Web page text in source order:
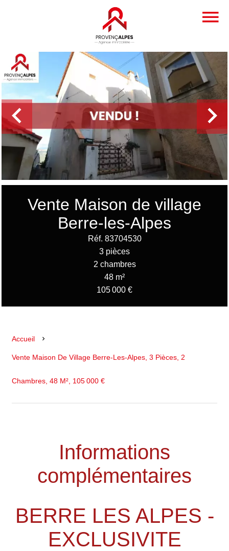
Vente Maison de village
Berre-les-Alpes
Réf. 83704530
3 pièces
2 chambres
48 m²
105 000 €
Accueil
Vente Maison De Village Berre-Les-Alpes, 3 Pièces, 2
Chambres, 48 M², 105 000 €
Informations
complémentaires
BERRE LES ALPES -
EXCLUSIVITE